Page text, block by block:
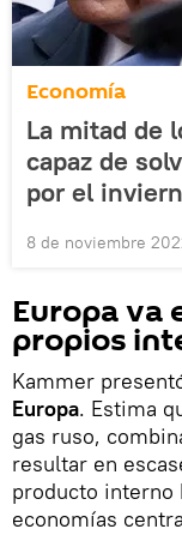
Economía
La mitad de
capaz de
por el
8 de noviembre
Europa va
propios
Kammer
Europa. Estima
gas ruso,
resultar en
producto interno
economías